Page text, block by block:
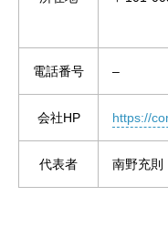
電話番号 –
会社HP https://
代表者 南野充則